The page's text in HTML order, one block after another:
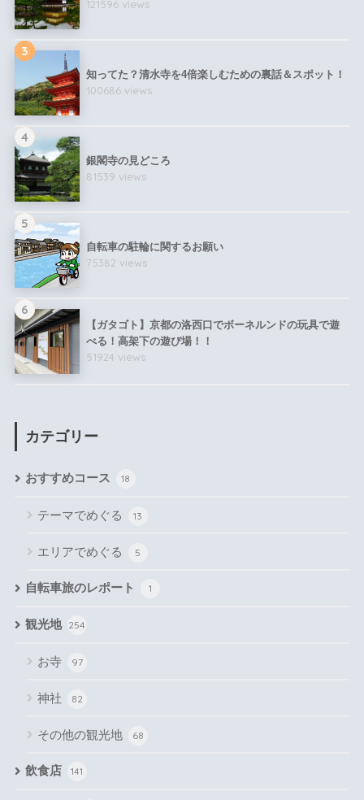
121596 views
3
知ってた？清水寺を4倍楽しむための裏話＆スポット！
100686 views
4
銀閣寺の見どころ
81539 views
5
自転車の駐輪に関するお願い
75382 views
6
【ガタゴト】京都の洛西口でボーネルンドの玩具で遊
べる！高架下の遊び場！！
51924 views
カテゴリー
おすすめコース 18
テーマでめぐる 13
エリアでめぐる 5
自転車旅のレポート 1
観光地 254
お寺 97
神社 82
その他の観光地 68
飲食店 141